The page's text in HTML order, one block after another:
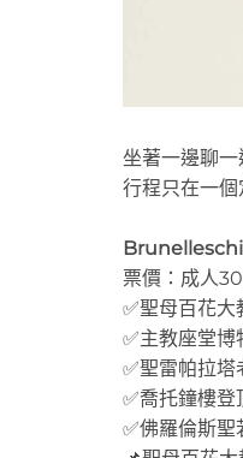
坐著一邊聊
行程只在一個
Brunelleschi
票價：成人
✅聖母百花大
✅主教座堂博
✅聖雷帕拉塔
✅喬托鐘樓登
✅佛羅倫斯聖